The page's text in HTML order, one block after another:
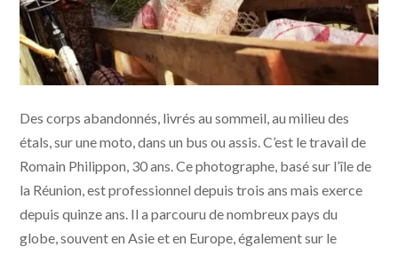
Des corps abandonnés, livrés au sommeil, au milieu des
étals, sur une moto, dans un bus ou assis. C’est le travail de
Romain Philippon, 30 ans. Ce photographe, basé sur l’île de
la Réunion, est professionnel depuis trois ans mais exerce
depuis quinze ans. Il a parcouru de nombreux pays du
globe, souvent en Asie et en Europe, également sur le